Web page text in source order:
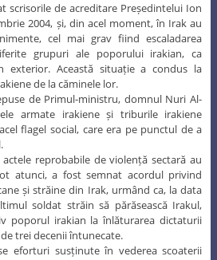
scrisorile de acreditare Președintelui Ion
2004, și, din acel moment, în Irak au
cel mai grav fiind escaladarea
grupuri ale poporului irakian, ca
exterior. Această situație a condus la
de la căminele lor.
de Primul-ministru, domnul Nuri Al-
armate irakiene și triburile irakiene
flagel social, care era pe punctul de a
reprobabile de violență sectară au
atunci, a fost semnat acordul privind
și străine din Irak, urmând ca, la data
soldat străin să părăsească Irakul,
poporul irakian la înlăturarea dictaturii
trei decenii întunecate.
eforturi susținute în vederea scoaterii